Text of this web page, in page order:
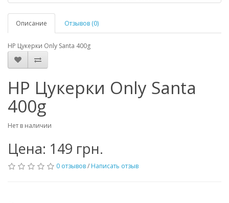
Описание Отзывов (0)
НР Цукерки Only Santa 400g
НР Цукерки Only Santa
400g
Нет в наличии
Цена: 149 грн.
0 отзывов/ Написать отзыв